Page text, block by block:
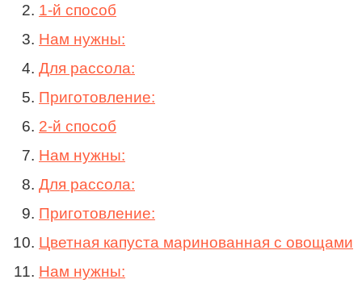
1-й способ
Нам нужны:
Для рассола:
Приготовление:
2-й способ
Нам нужны:
Для рассола:
Приготовление:
Цветная капуста маринованная с овощами
Нам нужны: